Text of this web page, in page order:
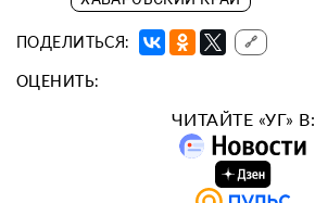
ПОДЕЛИТЬСЯ: 🔗
ОЦЕНИТЬ:
ЧИТАЙТЕ «УГ» В: